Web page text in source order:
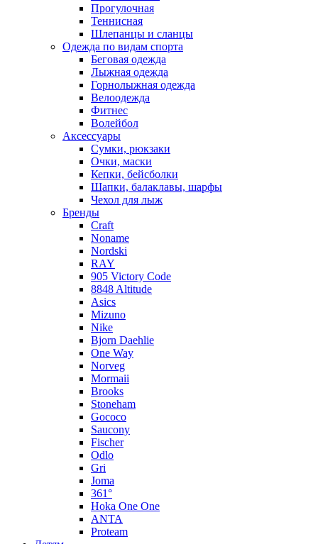
Прогулочная
Теннисная
Шлепанцы и сланцы
Одежда по видам спорта
Беговая одежда
Лыжная одежда
Горнолыжная одежда
Велоодежда
Фитнес
Волейбол
Аксессуары
Сумки, рюкзаки
Очки, маски
Кепки, бейсболки
Шапки, балаклавы, шарфы
Чехол для лыж
Бренды
Craft
Noname
Nordski
RAY
905 Victory Code
8848 Altitude
Asics
Mizuno
Nike
Bjorn Daehlie
One Way
Norveg
Mormaii
Brooks
Stoneham
Gococo
Saucony
Fischer
Odlo
Gri
Joma
361°
Hoka One One
ANTA
Proteam